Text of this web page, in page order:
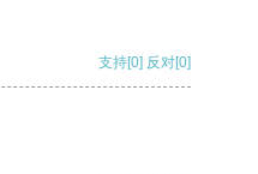
支持[0] 反对[0]